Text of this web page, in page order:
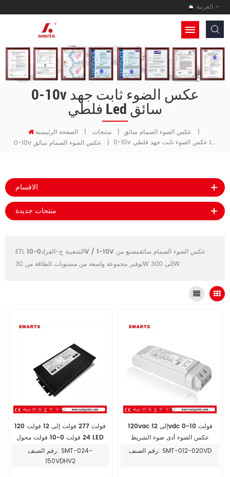
العربية
0-10v عكس الضوء ثابت جهد
فلطي Led سائق
الصفحة الرئيسية | منتجات | عكس الضوء الصمام سائق
|
0-10v عكس الضوء الصمام سائق
| 0-10v عكس الضوء ثابت جهد فلطي Led سائق
الاقسام
منتجات جديدة
ETL الشعيبة ج-القراد 0-10V / 1-10V عكس الضوء الصمام سائقمصنع من
توفير مجموعة واسعة من مستويات الطاقة من 30W إلى 300W.
120 فولت 277 فولت إلى 12 فولت
24 فولت 0-10 فولت محول LED
لأضواء LED 150Wرقم الصنف: SMT-024-
150VDHV2
120vac إلى 12vdc 0-10 فولت
عكس الضوء أدى ضوء الشريط
المحولات
رقم الصنف: SMT-012-020VD